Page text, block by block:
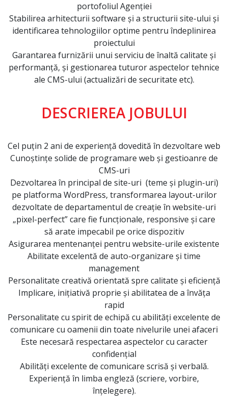
portofoliul Agenției
Stabilirea arhitecturii software și a structurii site-ului și
identificarea tehnologiilor optime pentru îndeplinirea
proiectului
Garantarea furnizării unui serviciu de înaltă calitate și
performanță, și gestionarea tuturor aspectelor tehnice
ale CMS-ului (actualizări de securitate etc).
DESCRIEREA JOBULUI
Cel puțin 2 ani de experiență dovedită în dezvoltare web
Cunoștințe solide de programare web și gestioanre de
CMS-uri
Dezvoltarea în principal de site-uri (teme și plugin-uri)
pe platforma WordPress, transformarea layout-urilor
dezvoltate de departamentul de creație în website-uri
„pixel-perfect”care fie funcționale, responsive și care
să arate impecabil pe orice dispozitiv
Asigurarea mentenanței pentru website-urile existente
Abilitate excelentă de auto-organizare și time
management
Personalitate creativă orientată spre calitate și eficiență
Implicare, inițiativă proprie și abilitatea de a învăța
rapid
Personalitate cu spirit de echipă cu abilități excelente de
comunicare cu oamenii din toate nivelurile unei afaceri
Este necesară respectarea aspectelor cu caracter
confidențial
Abilități excelente de comunicare scrisă și verbală.
Experiență în limba engleză (scriere, vorbire,
înțelegere).